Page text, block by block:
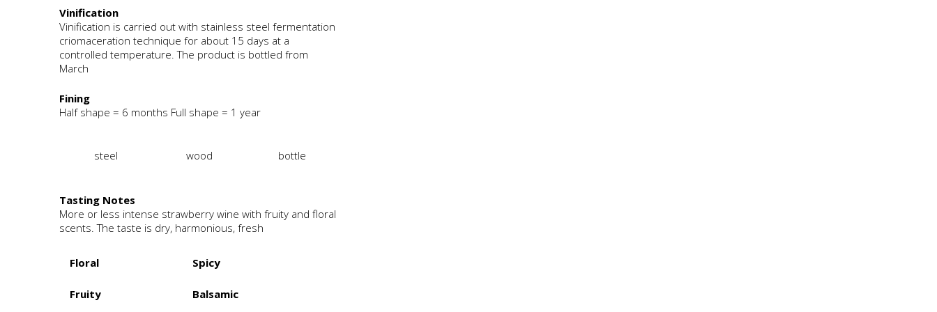
Vinification
Vinification is carried out with stainless steel fermentation
criomaceration technique for about 15 days at a
controlled temperature. The product is bottled from
March
Fining
Half shape = 6 months Full shape = 1 year
steel wood bottle
Tasting Notes
More or less intense strawberry wine with fruity and floral
scents. The taste is dry, harmonious, fresh
Floral Spicy
Fruity Balsamic